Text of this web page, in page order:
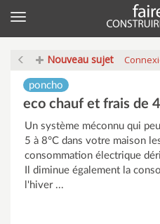
Menu
Nouveau sujet
poncho
eco chauf et frais de
Un système méconnu qui
5 à 8°C dans votre maison
consommation électrique
Il diminue également la
l'hiver ...